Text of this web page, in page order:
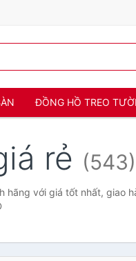
ĐỒNG HỒ TREO
rẻ (543)
với giá tốt nhất, giao